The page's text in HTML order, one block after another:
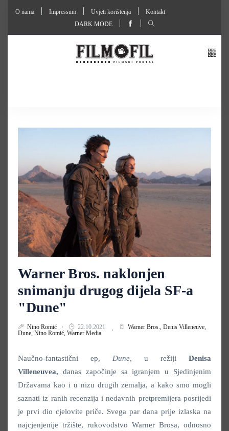
O nama Impressum Uvjeti korištenja
Kontakt
DARK MODE
Warner Bros. naklonjen
snimanju drugog dijela SF-a
"Dune"
Nino Romić 22.10.2021. Warner Bros., Denis Villeneuve,
Dune, Nino Romić, Warner Media
Naučno-fantastični ep, Dune, u režiji Denisa
Villeneuvea, danas započinje sa igranjem u Sjedinjenim
Državama kao i u nizu drugih zemalja, a kako smo mogli
saznati iz ranih recenzija i nedavnih pretpremijera posrijedi
je prvi dio cjelovite priče. Svega par dana prije izlaska na
najcjenjenije tržište, rukovodstvo Warner Brosa, odnosno